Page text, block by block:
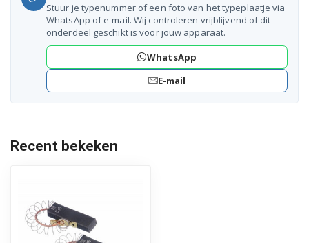
WAA12161BC
WAA12161BY
WAA12161II
WAA12161TR
WAA12165ME
Stuur je typenummer of een foto van het typeplaatje via
WhatsApp of e-mail. Wij controleren vrijblijvend of dit
onderdeel geschikt is voor jouw apparaat.
WhatsApp
E-mail
Recent bekeken